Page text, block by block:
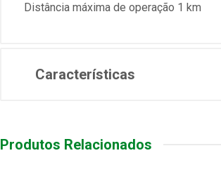
Distância máxima de operação 1 km
Características
Produtos Relacionados